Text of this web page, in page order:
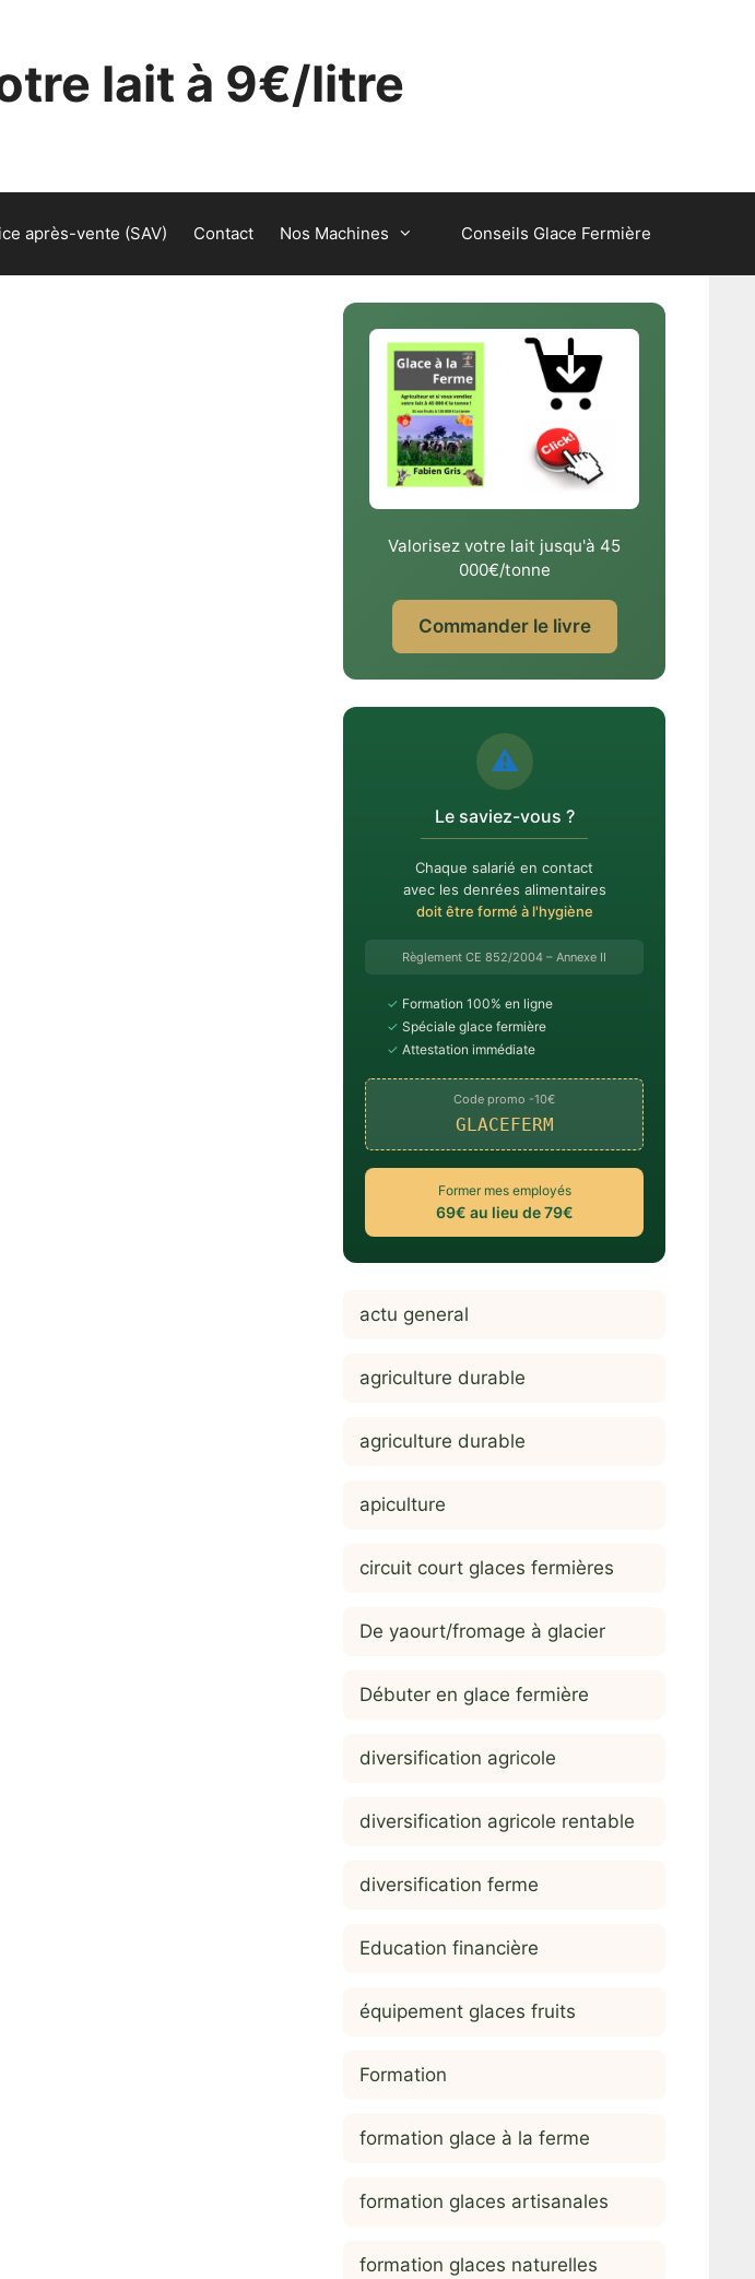
lait à 9€/litre
après-vente (SAV) Contact Nos Machines Conseils Glace Fermière
Valorisez votre lait jusqu'à 45
000€/tonne
Commander le livre
⚠️
Le saviez-vous ?
Chaque salarié en contact
avec les denrées alimentaires
doit être formé à l'hygiène
Règlement CE 852/2004 – Annexe II
✓ Formation 100% en ligne
✓ Spéciale glace fermière
✓ Attestation immédiate
Code promo -10€
GLACEFERM
Former mes employés
69€ au lieu de 79€
actu general
agriculture durable
agriculture durable
apiculture
circuit court glaces fermières
De yaourt/fromage à glacier
Débuter en glace fermière
diversification agricole
diversification agricole rentable
diversification ferme
Education financière
équipement glaces fruits
Formation
formation glace à la ferme
formation glaces artisanales
formation glaces naturelles